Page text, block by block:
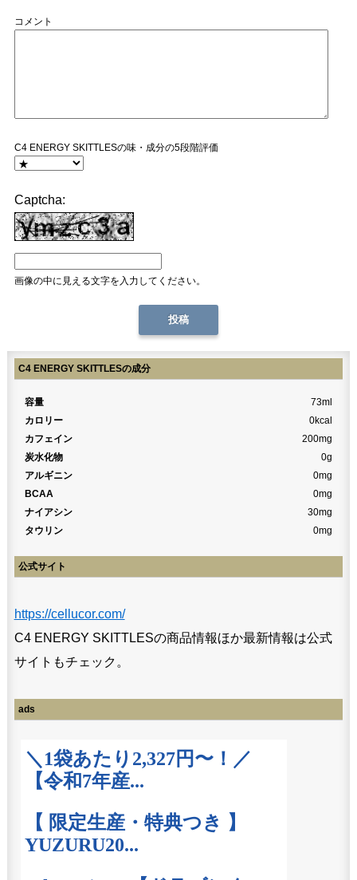
コメント
C4 ENERGY SKITTLESの味・成分の5段階評価
Captcha:
画像の中に見える文字を入力してください。
C4 ENERGY SKITTLESの成分
容量
73ml
カロリー
0kcal
カフェイン
200mg
炭水化物
0g
アルギニン
0mg
BCAA
0mg
ナイアシン
30mg
タウリン
0mg
公式サイト
https://cellucor.com/
C4 ENERGY SKITTLESの商品情報ほか最新情報は公式
サイトもチェック。
ads